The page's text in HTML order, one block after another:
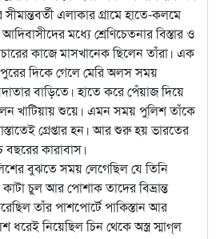
এলাকার গ্রামে হাতে-কলমে
মধ্যে শ্রেণিচেতনার বিস্তার ও
কাজে মাসখানেক ছিলেন তাঁরা। এক
দিকে গেলে মেরি অলস সময়
বাড়িতে। হাতে করে পেঁয়াজ দিয়ে
খাটিয়ায় শুয়ে। এমন সময় পুলিশ তাঁকে
গ্রেপ্তার হন। আর শুরু হয় ভারতের
কারাবাস।
বুঝতে সময় লেগেছিল যে তিনি
চুল আর পোশাক তাদের বিভ্রান্ত
তাঁর পাশপোর্টে পাকিস্তান আর
নিয়েছিল চিন থেকে অস্ত্র স্মাগ্‌ল